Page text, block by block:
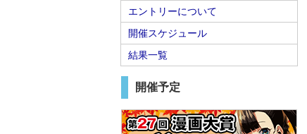
エントリーについて
開催スケジュール
結果一覧
開催予定